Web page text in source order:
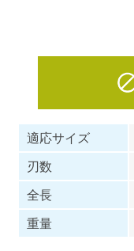
適応サイズ
刃数
全長
重量